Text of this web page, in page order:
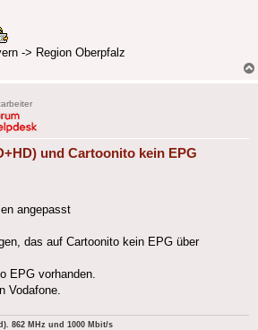
-> Region Oberpfalz
und Cartoonito kein EPG
angepasst
das auf Cartoonito kein EPG über
EPG vorhanden.
Vodafone.
862 MHz und 1000 Mbit/s